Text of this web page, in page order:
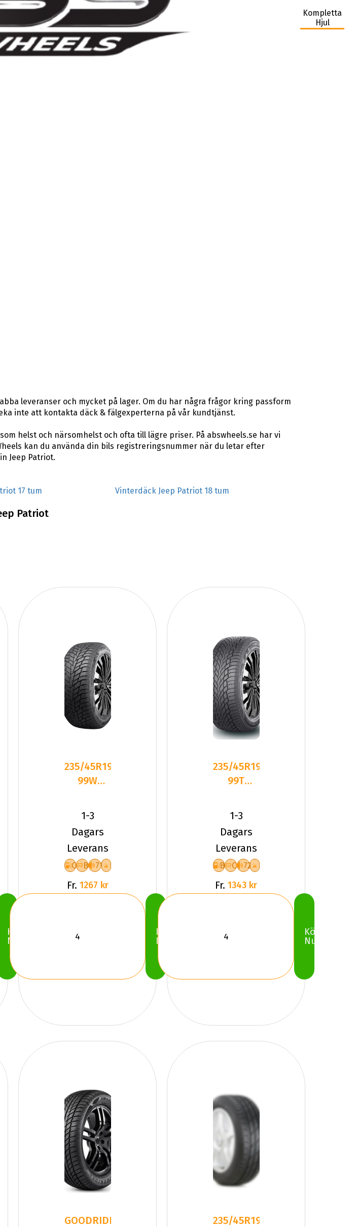
Kompletta
Hjul
leveranser och mycket på lager. Om du har några frågor kring passform
inte att kontakta däck & fälgexperterna på vår kundtjänst.
helst och närsomhelst och ofta till lägre priser. På abswheels.se har vi
kan du använda din bils registreringsnummer när du letar efter
Jeep Patriot.
17 tum
Vinterdäck Jeep Patriot 18 tum
Patriot
Köp
Nu
235/45R19
99W
BLAZER
ALPINE
1-3
Dagars
Leverans
C B 71
Fr. 1267 kr
Köp
Nu
235/45R19
99T
BLAZER
ARCTIC
1-3
Dagars
Leverans
B C 72
Fr. 1343 kr
Köp
Nu
GOODRIDE
235/45R19